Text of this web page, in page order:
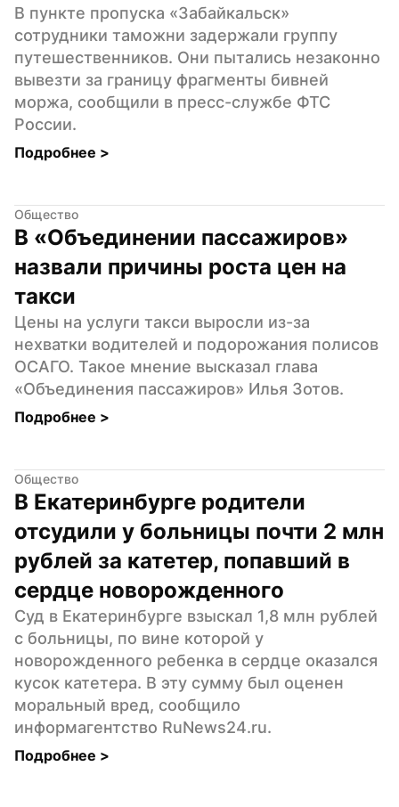
В пункте пропуска «Забайкальск»
сотрудники таможни задержали группу
путешественников. Они пытались незаконно
вывезти за границу фрагменты бивней
моржа, сообщили в пресс-службе ФТС
России.
Подробнее >
Общество
В «Объединении пассажиров»
назвали причины роста цен на
такси
Цены на услуги такси выросли из-за
нехватки водителей и подорожания полисов
ОСАГО. Такое мнение высказал глава
«Объединения пассажиров» Илья Зотов.
Подробнее >
Общество
В Екатеринбурге родители
отсудили у больницы почти 2 млн
рублей за катетер, попавший в
сердце новорожденного
Суд в Екатеринбурге взыскал 1,8 млн рублей
с больницы, по вине которой у
новорожденного ребенка в сердце оказался
кусок катетера. В эту сумму был оценен
моральный вред, сообщило
информагентство RuNews24.ru.
Подробнее >